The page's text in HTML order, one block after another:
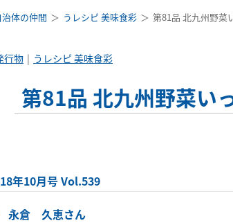
体の仲間 うレシピ 美味食彩 第81品 北九州野菜
行物 うレシピ 美味食彩
第81品 北九州野菜い
年10月号 Vol.539
永倉 久恵さん